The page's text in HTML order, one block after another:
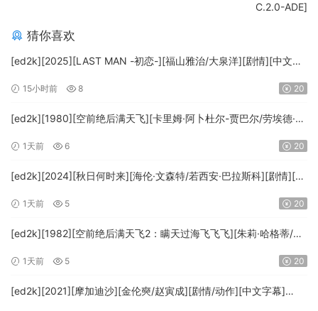
C.2.0-ADE]
猜你喜欢
[ed2k][2025][LAST MAN -初恋-][福山雅治/大泉洋][剧情][中文字
15小时前 8 20
[ed2k][1980][空前绝后满天飞][卡里姆·阿卜杜尔-贾巴尔/劳埃德·布
HD.MA5.1.x265.10bit-BeiTai]
1天前 6 20
[ed2k][2024][秋日何时来][海伦·文森特/若西安·巴拉斯科][剧情][中
FRDS]
1天前 5 20
[ed2k][1982][空前绝后满天飞2：瞒天过海飞飞飞][朱莉·哈格蒂/罗
[1080p.BluRay.x264.DTS-WiKi]
1天前 5 20
[ed2k][2021][摩加迪沙][金伦奭/赵寅成][剧情/动作][中文字幕]